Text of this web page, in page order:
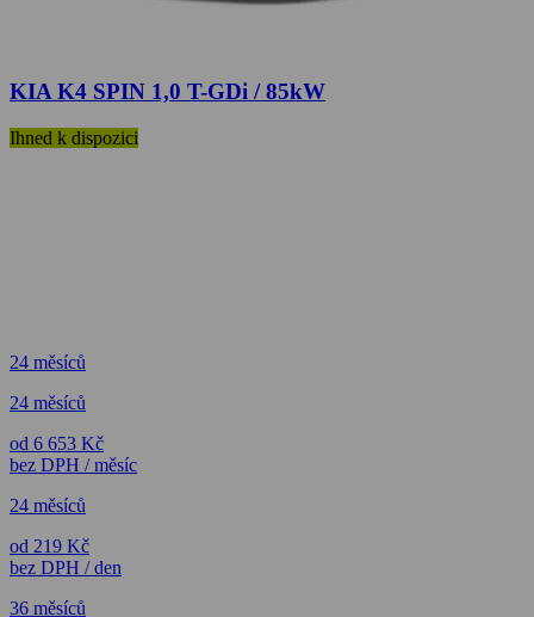
KIA K4 SPIN 1,0 T-GDi / 85kW
Ihned k dispozici
24 měsíců
24 měsíců
od 6 653 Kč
bez DPH / měsíc
24 měsíců
od 219 Kč
bez DPH / den
36 měsíců